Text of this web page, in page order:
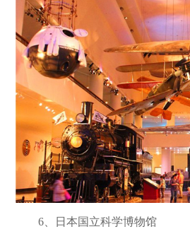
6、日本国立科学博物馆